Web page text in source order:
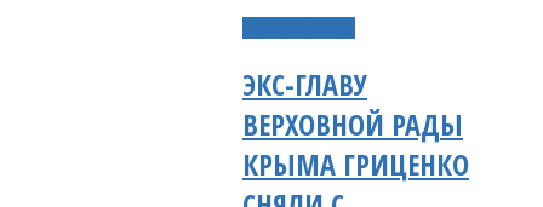
ЭКС-ГЛАВУ
ВЕРХОВНОЙ РАДЫ
КРЫМА ГРИЦЕНКО